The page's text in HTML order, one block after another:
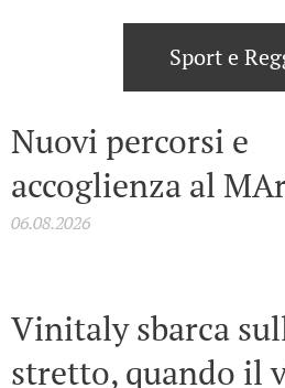
Sport e
Nuovi percorsi e
accoglienza al
06.08.2026
Vinitaly sbarca
stretto, quando il